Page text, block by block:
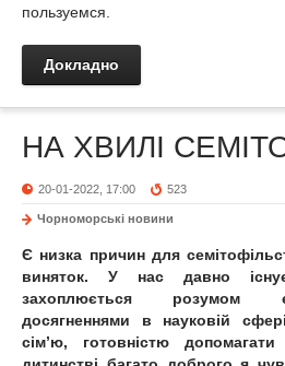
пользуемся.
Докладно
НА ХВИЛІ
20-01-2022, 17:00 523
Чорноморські новини
Є низка причин для
виняток. У нас давно
захоплюється розумом
досягненнями в науковій
сім’ю, готовністю